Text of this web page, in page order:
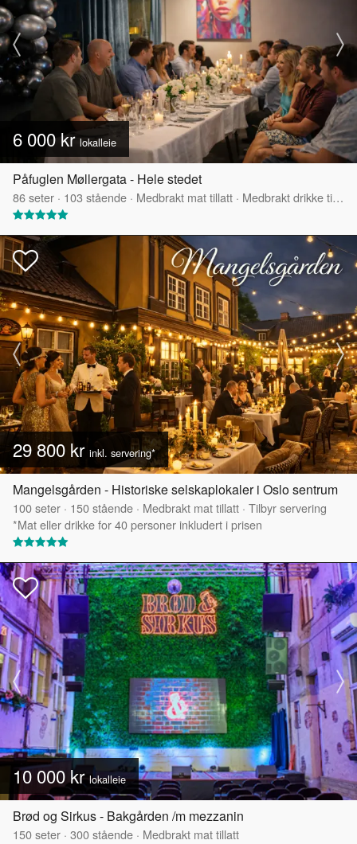
6 000 kr lokalleie
Påfuglen Møllergata - Hele stedet
86seter · 103 stående · Medbrakt mat tillatt · Medbrakt drikke tillatt
29 800 kr inkl. servering*
Mangelsgården - Historiske selskaplokaler i Oslo sentrum
100seter · 150stående · Medbrakt mat tillatt · Tilbyr servering
*Mat eller drikke for 40 personer inkludert i prisen
10 000 kr lokalleie
Brød og Sirkus - Bakgården /m mezzanin
150seter · 300stående · Medbrakt mat tillatt